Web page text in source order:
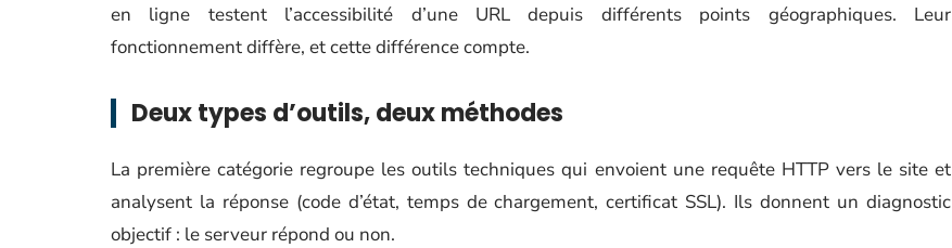
en ligne testent l’accessibilité d’une URL depuis différents points géographiques. Leur
fonctionnement diffère, et cette différence compte.
Deux types d’outils, deux méthodes
La première catégorie regroupe les outils techniques qui envoient une requête HTTP vers le site et
analysent la réponse (code d’état, temps de chargement, certificat SSL). Ils donnent un diagnostic
objectif : le serveur répond ou non.